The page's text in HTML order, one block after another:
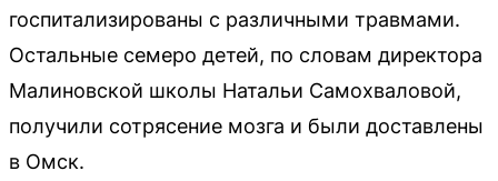
госпитализированы с различными травмами.
Остальные семеро детей, по словам директора
Малиновской школы Натальи Самохваловой,
получили сотрясение мозга и были доставлены
в Омск.